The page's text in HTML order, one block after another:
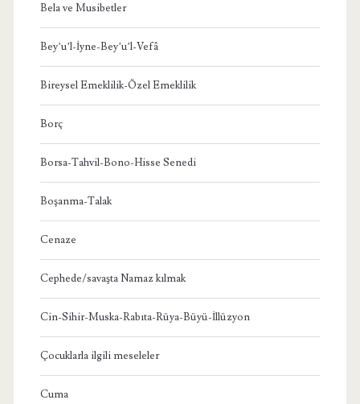
Bela ve Musibetler
Bey’u’l-İyne-Bey’u’l-Vefâ
Bireysel Emeklilik-Özel Emeklilik
Borç
Borsa-Tahvil-Bono-Hisse Senedi
Boşanma-Talak
Cenaze
Cephede/savaşta Namaz kılmak
Cin-Sihir-Muska-Rabıta-Rüya-Büyü-İllüzyon
Çocuklarla ilgili meseleler
Cuma